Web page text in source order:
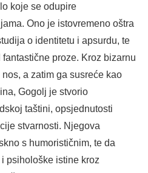
koje se odupire
Ono je istovremeno oštra
o identitetu i apsurdu, te
proze. Kroz bizarnu
a zatim ga susreće kao
Gogolj je stvorio
taštini, opsjednutosti
stvarnosti. Njegova
s humorističnim, te da
psihološke istine kroz